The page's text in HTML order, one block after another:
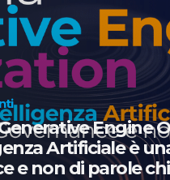
Engine
Artificiale è
e non di parole